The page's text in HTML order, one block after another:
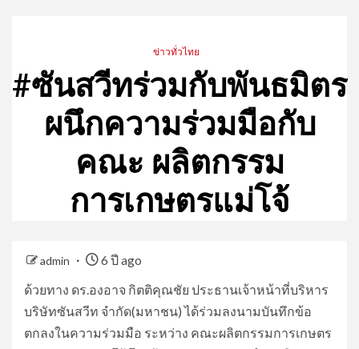
ข่าวทั่วไทย
#ซันสวีทร่วมกับพันธมิตร
ผนึกความร่วมมือกับ
คณะ ผลิตกรรม
การเกษตรแม่โจ้
admin
6 ปี ago
ด้วยทาง ดร.องอาจ กิตติคุณชัย ประธานเจ้าหน้าที่บริหาร
บริษัทซันสวีท จำกัด(มหาชน) ได้ร่วมลงนามบันทึกข้อ
ตกลงในความร่วมมือ ระหว่าง คณะผลิตกรรมการเกษตร